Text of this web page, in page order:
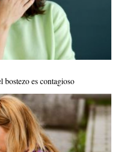
bostezo es contagioso